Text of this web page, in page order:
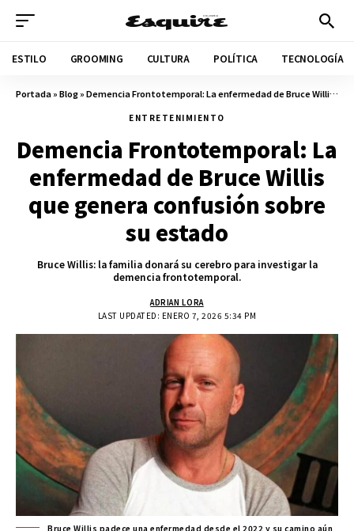
ESTILO GROOMING CULTURA POLÍTICA TECNOLOGÍA
Portada»Blog»Demencia Frontotemporal: La enfermedad de Bruce Willis que genera confusión sobre su estado
ENTRETENIMIENTO
Demencia Frontotemporal: La
enfermedad de Bruce Willis
que genera confusión sobre
su estado
Bruce Willis: la familia donará su cerebro para investigar la
demencia frontotemporal.
LAST UPDATED: ENERO 7, 2026 5:34 PM
ADRIAN LORA
Bruce Willis padece una enfermedad desde el 2022 y su camino aún